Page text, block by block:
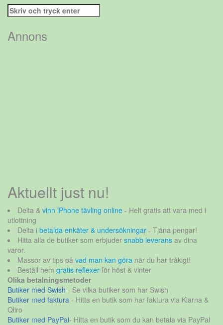
Sök
efter:
Annons
Aktuellt just nu!
Delta & vinn iPhone tävling online - Helt gratis att vara med i
utlottning
Delta i betalda enkäter & undersökningar - Tjäna pengar!
Hitta alla de butiker som erbjuder snabb leverans av dina
varor.
Massor av tips på vad man kan göra när du har tråkigt!
Beställ hem gratis reflexer för höst & vinter
Olika betalningsmetoder
Butiker med Swish - Se vilka butiker som har Swish
Butiker med faktura - Hitta en butik som har faktura via Klarna &
Qliro
Butiker med PayPal- Hitta en butik som du kan betala via PayPal